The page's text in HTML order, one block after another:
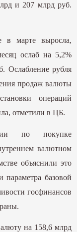
и 207 млрд руб.
в марте выросла,
ослаб на 5,2%
Ослабление рубля
продаж валюты
операций
отметили в ЦБ.
по покупке
валютном
объяснили это
базовой
госфинансов
на 158,6 млрд